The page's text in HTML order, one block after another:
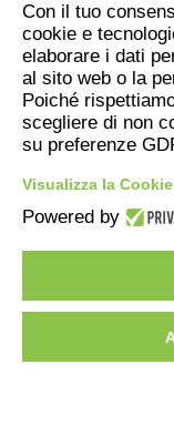
E-mail:
PEC:
Raccolta
Cookie Policy
© 2026 Inerti San
Con il tuo
cookie e
elaborare i dati
al sito web o la
Poiché
scegliere di non
su preferenze
Visualizza la
Powered by